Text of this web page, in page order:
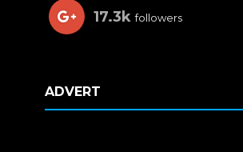
17.3k followers
ADVERT